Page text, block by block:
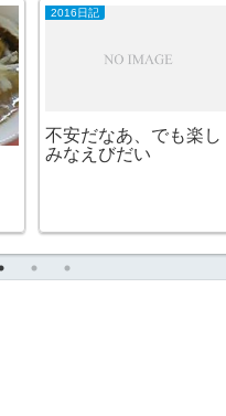
2016日記
不安だなあ、でも楽し
みなえびだい